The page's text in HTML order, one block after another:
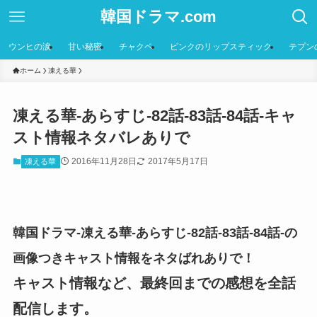
韓国ドラマ.com
ウンヒの涙 甘い秘密 チャクペ ピンクのリップスティック テプン
ホーム 凍える華
凍える華-あらすじ-82話-83話-84話-キャ
スト情報ネタバレありで
凍える華 2016年11月28日 2017年5月17日
韓国ドラマ-凍える華-あらすじ-82話-83話-84話-の
画像つきキャスト情報をネタばれありで！
キャスト情報など、最終回までの感想を全話
配信します。